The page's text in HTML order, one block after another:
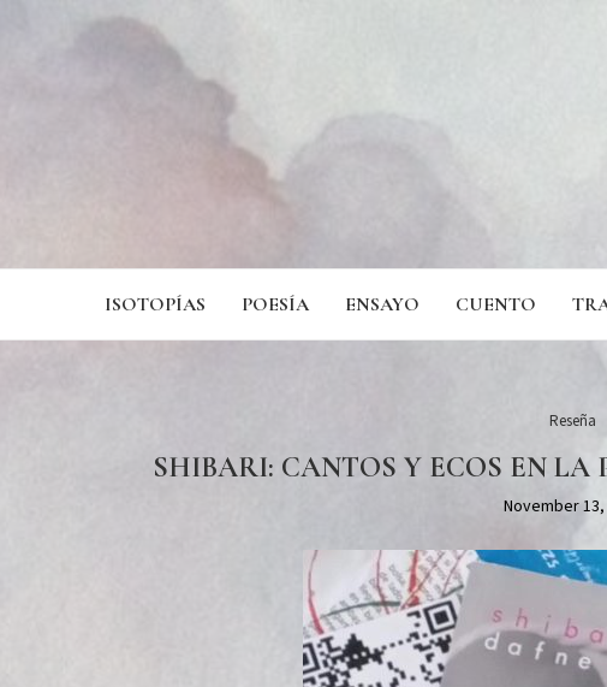
ISOTOPÍAS POESÍA ENSAYO CUENTO
Reseña
SHIBARI: CANTOS Y ECOS EN LA
November